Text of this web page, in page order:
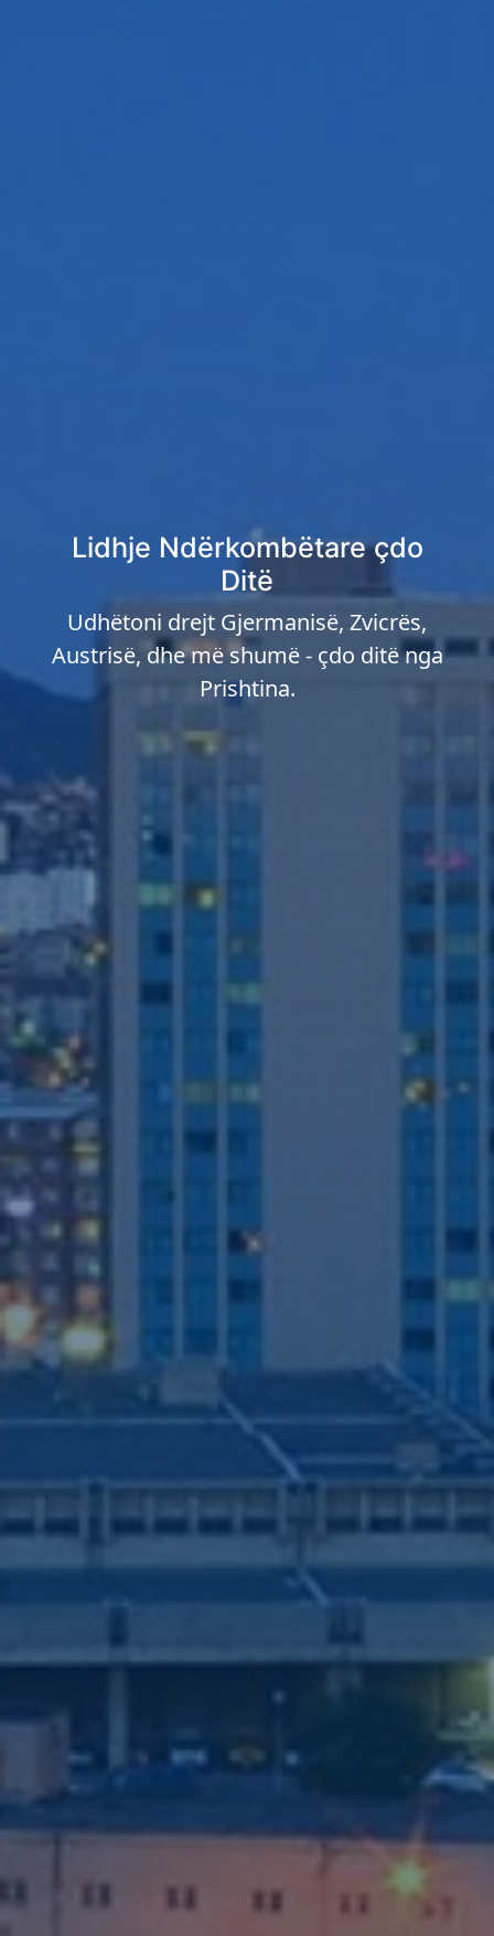
Lidhje Ndërkombëtare çdo
Ditë
Udhëtoni drejt Gjermanisë, Zvicrës,
Austrisë, dhe më shumë - çdo ditë nga
Prishtina.